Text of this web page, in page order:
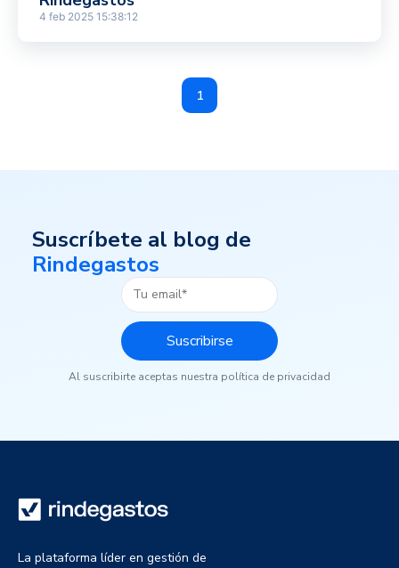
4 feb 2025 15:38:12
1
Suscríbete al blog de
Rindegastos
Al suscribirte aceptas nuestra política de privacidad
La plataforma líder en gestión de